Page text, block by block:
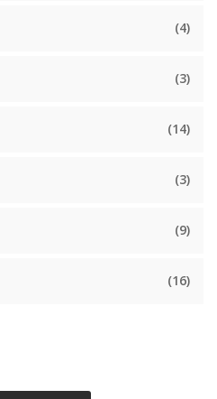
(4)
(3)
(14)
(3)
(9)
(16)